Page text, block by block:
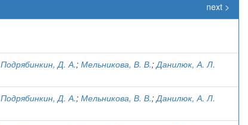
next >
Подрябинкин, Д. А.; Мельникова, В. В.;Данилюк, А. Л.
Подрябинкин, Д. А.; Мельникова, В. В.;Данилюк, А. Л.